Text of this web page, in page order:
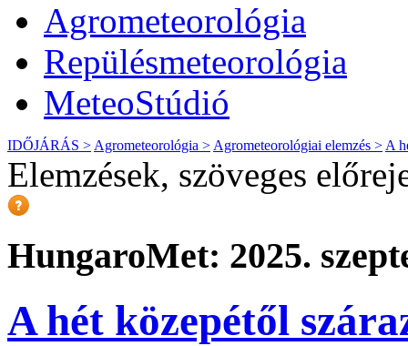
Agrometeorológia
Repülésmeteorológia
MeteoStúdió
IDŐJÁRÁS > Agrometeorológia > Agrometeorológiai elemzés > A
Elemzések, szöveges
HungaroMet: 2025.
A hét közepétől